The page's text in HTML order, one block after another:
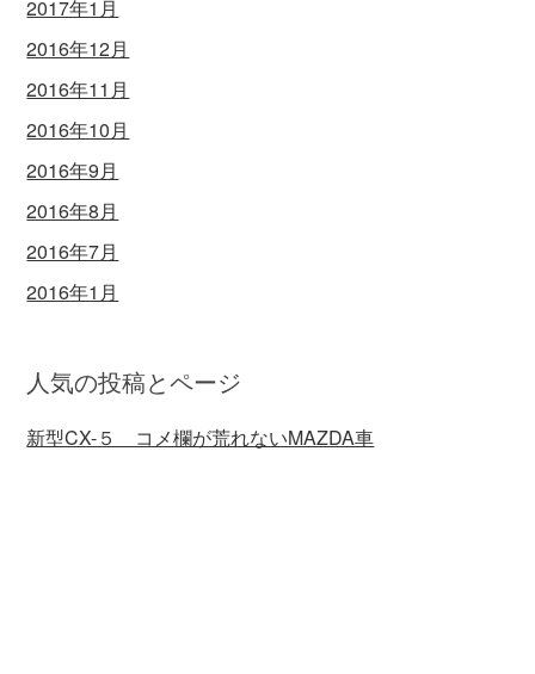
2017年1月
2016年12月
2016年11月
2016年10月
2016年9月
2016年8月
2016年7月
2016年1月
人気の投稿とページ
新型CX-５ コメ欄が荒れないMAZDA車